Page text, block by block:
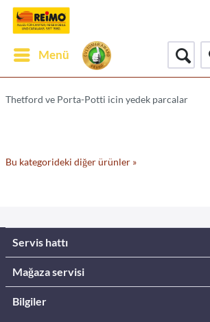
Menü
Thetford ve Porta-Potti icin yedek parcalar
Bu kategorideki diğer ürünler »
Servis hattı
Mağaza servisi
Bilgiler